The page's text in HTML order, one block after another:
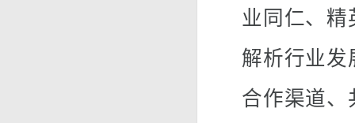
业同仁、
解析行业发
合作渠道、